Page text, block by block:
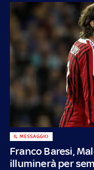
Franco Baresi,
illuminerà per
IL MESSAGGIO